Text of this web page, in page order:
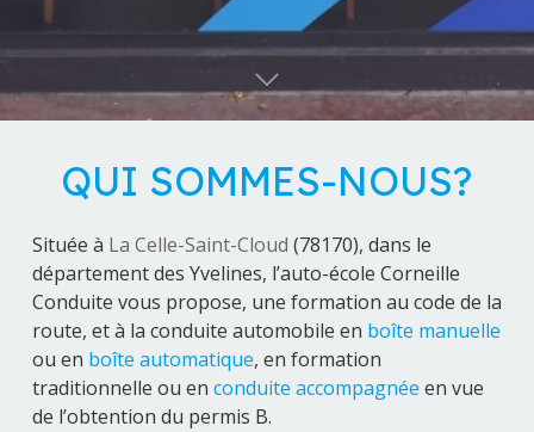
QUI SOMMES-NOUS?
Située à La Celle-Saint-Cloud (78170), dans le
département des Yvelines, l’auto-école Corneille
Conduite vous propose, une formation au code de la
route, et à la conduite automobile en boîte manuelle
ou en boîte automatique, en formation
traditionnelle ou en conduite accompagnée en vue
de l’obtention du permis B.